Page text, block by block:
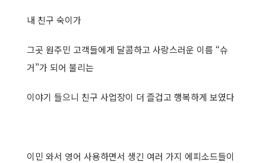
내 친구 숙이가
그곳 원주민 고객들에게 달콤하고 사랑스러운 이름 “슈
거”가 되어 불리는
이야기 들으니 친구 사업장이 더 즐겁고 행복하게 보였다
이민 와서 영어 사용하면서 생긴 여러 가지 에피소드들이